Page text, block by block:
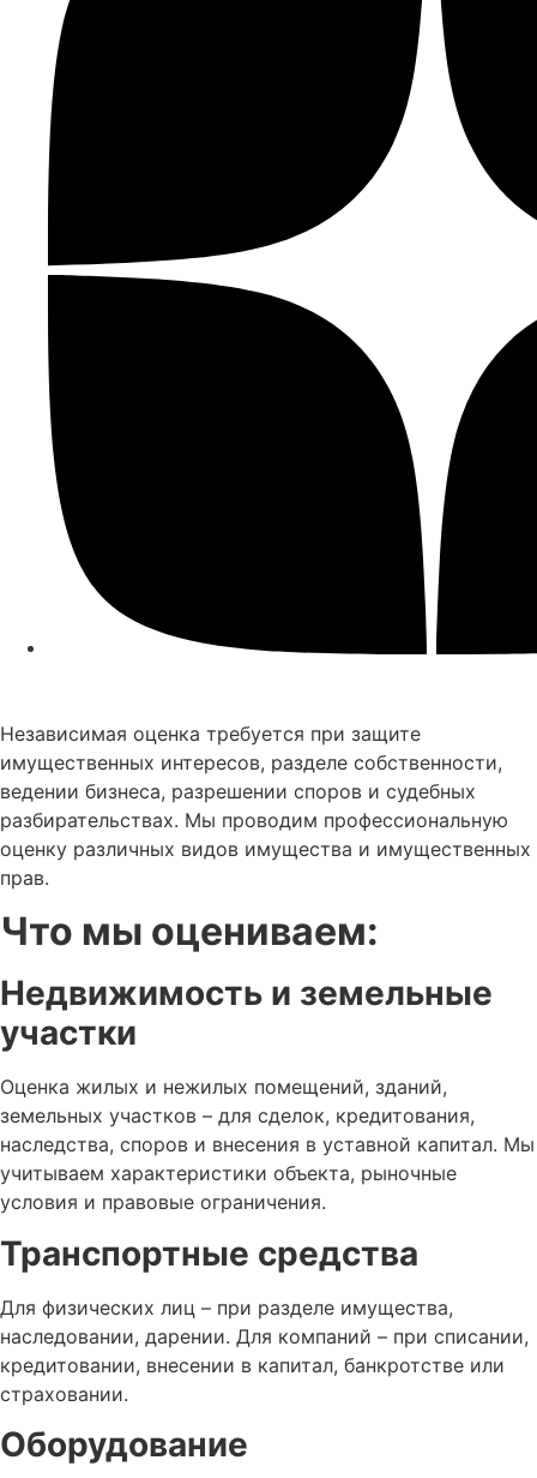
Независимая оценка требуется при защите
имущественных интересов, разделе собственности,
ведении бизнеса, разрешении споров и судебных
разбирательствах. Мы проводим профессиональную
оценку различных видов имущества и имущественных
прав.
Что мы оцениваем:
Недвижимость и земельные
участки
Оценка жилых и нежилых помещений, зданий,
земельных участков – для сделок, кредитования,
наследства, споров и внесения в уставной капитал. Мы
учитываем характеристики объекта, рыночные
условия и правовые ограничения.
Транспортные средства
Для физических лиц – при разделе имущества,
наследовании, дарении. Для компаний – при списании,
кредитовании, внесении в капитал, банкротстве или
страховании.
Оборудование